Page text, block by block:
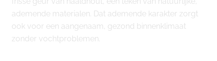
ademende materialen. Dat ademende karakter zorgt
ook voor een aangenaam, gezond binnenklimaat
zonder vochtproblemen.